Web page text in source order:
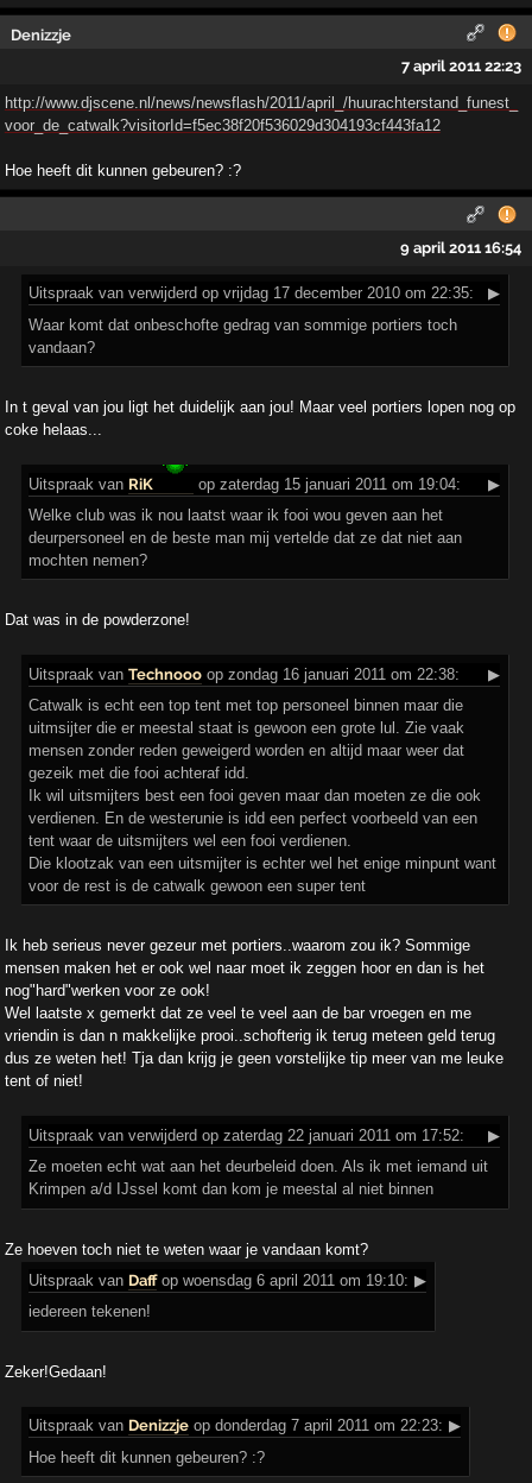
Denizzje
7 april 2011 22:23
http://www.djscene.nl/news/newsflash/2011/april_/huurachterstand_funest_
voor_de_catwalk?visitorId=f5ec38f20f536029d304193cf443fa12
Hoe heeft dit kunnen gebeuren? :?
9 april 2011 16:54
Uitspraak van verwijderd op vrijdag 17 december 2010 om 22:35:
▶
Waar komt dat onbeschofte gedrag van sommige portiers toch
vandaan?
In t geval van jou ligt het duidelijk aan jou! Maar veel portiers lopen nog op
coke helaas...
Uitspraak van RiK op zaterdag 15 januari 2011 om 19:04:
▶
Welke club was ik nou laatst waar ik fooi wou geven aan het
deurpersoneel en de beste man mij vertelde dat ze dat niet aan
mochten nemen?
Dat was in de powderzone!
Uitspraak vanTechnooo op zondag 16 januari 2011 om 22:38:
▶
Catwalk is echt een top tent met top personeel binnen maar die
uitmsijter die er meestal staat is gewoon een grote lul. Zie vaak
mensen zonder reden geweigerd worden en altijd maar weer dat
gezeik met die fooi achteraf idd.
Ik wil uitsmijters best een fooi geven maar dan moeten ze die ook
verdienen. En de westerunie is idd een perfect voorbeeld van een
tent waar de uitsmijters wel een fooi verdienen.
Die klootzak van een uitsmijter is echter wel het enige minpunt want
voor de rest is de catwalk gewoon een super tent
Ik heb serieus never gezeur met portiers..waarom zou ik? Sommige
mensen maken het er ook wel naar moet ik zeggen hoor en dan is het
nog"hard"werken voor ze ook!
Wel laatste x gemerkt dat ze veel te veel aan de bar vroegen en me
vriendin is dan n makkelijke prooi..schofterig ik terug meteen geld terug
dus ze weten het! Tja dan krijg je geen vorstelijke tip meer van me leuke
tent of niet!
Uitspraak van verwijderd op zaterdag 22 januari 2011 om 17:52:
▶
Ze moeten echt wat aan het deurbeleid doen. Als ik met iemand uit
Krimpen a/d IJssel komt dan kom je meestal al niet binnen
Ze hoeven toch niet te weten waar je vandaan komt?
Uitspraak van Daffop woensdag 6 april 2011 om 19:10: ▶
iedereen tekenen!
Zeker!Gedaan!
Uitspraak van Denizzje op donderdag 7 april 2011 om 22:23: ▶
Hoe heeft dit kunnen gebeuren? :?